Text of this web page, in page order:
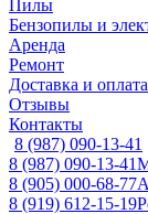
Пилы
Бензопилы и
Аренда
Ремонт
Доставка и оплата
Отзывы
Контакты
8 (987) 090-13-41
8 (987) 090-13-41
8 (905) 000-68-77
8 (919) 612-15-19